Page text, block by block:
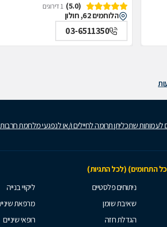
(5.0)
1 דירוגים
הלוחמים 62, חולון
03-6511350
לעמותות שתכליתן תרומה לחיילים ו/או לנפגעי מלחמת
התחומים) (לכל התגיות)
ניתוחים פלסטיים
שאיבת שומן
הגדלת חזה
ליקויי בנייה
מרפאת
רופאי שיניים